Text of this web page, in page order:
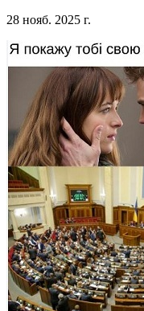
28 нояб. 2025 г.